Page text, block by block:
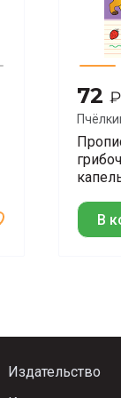
72 ₽
летВ
Издательство